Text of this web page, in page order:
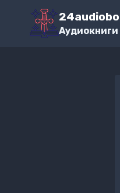
Перейти
содержимомуАудиокниги